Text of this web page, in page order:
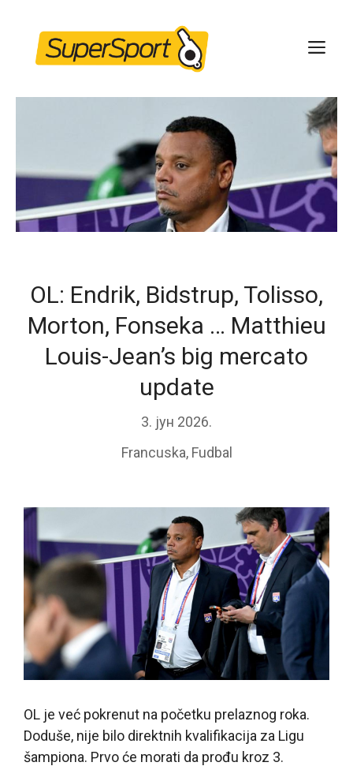
content
OL: Endrik, Bidstrup, Tolisso,
Morton, Fonseka … Matthieu
Louis-Jean’s big mercato
update
3. јун 2026.
Francuska, Fudbal
OL je već pokrenut na početku prelaznog roka.
Doduše, nije bilo direktnih kvalifikacija za Ligu
šampiona. Prvo će morati da prođu kroz 3.